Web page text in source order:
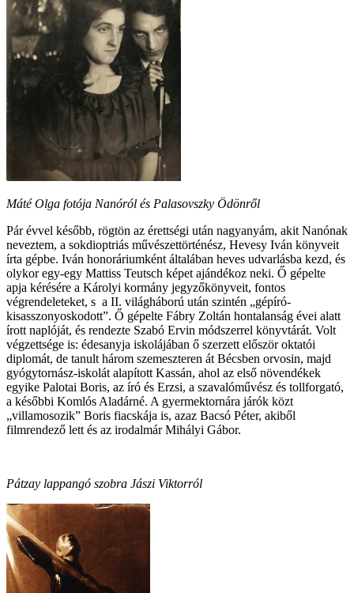
Máté Olga fotója Nanóról és Palasovszky Ödönről
Pár évvel később, rögtön az érettségi után nagyanyám, akit Nanónak
neveztem, a sokdioptriás művészettörténész, Hevesy Iván könyveit
írta gépbe. Iván honoráriumként általában heves udvarlásba kezd, és
olykor egy-egy Mattiss Teutsch képet ajándékoz neki. Ő gépelte
apja kérésére a Károlyi kormány jegyzőkönyveit, fontos
végrendeleteket, s a II. világháború után szintén „gépíró-
kisasszonyoskodott”. Ő gépelte Fábry Zoltán hontalanság évei alatt
írott naplóját, és rendezte Szabó Ervin módszerrel könyvtárát. Volt
végzettsége is: édesanyja iskolájában ő szerzett először oktatói
diplomát, de tanult három szemeszteren át Bécsben orvosin, majd
gyógytornász-iskolát alapított Kassán, ahol az első növendékek
egyike Palotai Boris, az író és Erzsi, a szavalóművész és tollforgató,
a későbbi Komlós Aladárné. A gyermektornára járók közt
„villamosozik” Boris fiacskája is, azaz Bacsó Péter, akiből
filmrendező lett és az irodalmár Mihályi Gábor.
Pátzay lappangó szobra Jászi Viktorról